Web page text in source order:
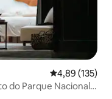
4,89 de uma
4,89 (135)
do Parque Nacional